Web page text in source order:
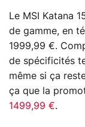
Le MSI Katana
de gamme, en
1999,99 €.
de spécificités
même si ça
ça que la
1499,99 €.